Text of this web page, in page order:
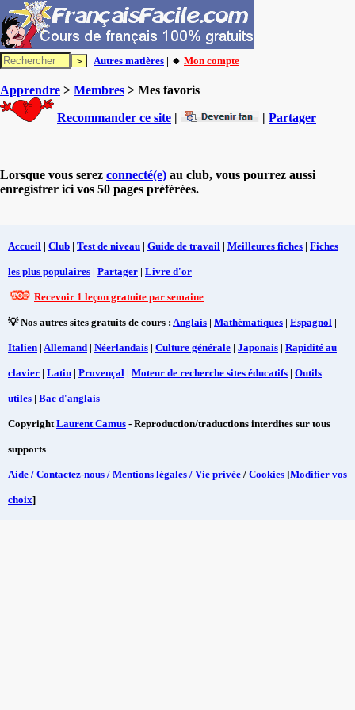
Autres matières | 🔸 Mon compte
Apprendre > Membres > Mes favoris
Recommander ce site | | Partager
Lorsque vous serez connecté(e) au club, vous pourrez aussi
enregistrer ici vos 50 pages préférées.
Accueil | Club | Test de niveau | Guide de travail | Meilleures fiches | Fiches
les plus populaires | Partager | Livre d'or
Recevoir 1 leçon gratuite par semaine
💡 Nos autres sites gratuits de cours : Anglais | Mathématiques | Espagnol |
Italien | Allemand | Néerlandais | Culture générale | Japonais | Rapidité au
clavier | Latin | Provençal | Moteur de recherche sites éducatifs | Outils
utiles | Bac d'anglais
CopyrightLaurent Camus - Reproduction/traductions interdites sur tous
supports
Aide / Contactez-nous / Mentions légales / Vie privée / Cookies [Modifier vos
choix]